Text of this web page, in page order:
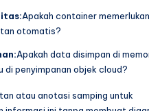
Apakah container memerlukan
otomatis?
Apakah data disimpan di
di penyimpanan objek cloud?
atau anotasi samping untuk